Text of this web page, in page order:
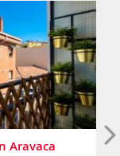
Aravaca